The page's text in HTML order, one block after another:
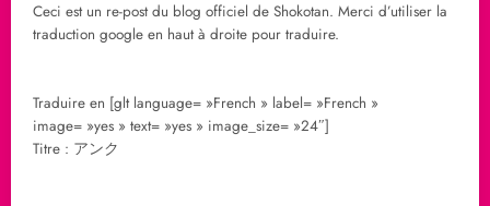
Ceci est un re-post du blog officiel de Shokotan. Merci d’utiliser la
traduction google en haut à droite pour traduire.
Traduire en [glt language= »French » label= »French »
image= »yes » text= »yes » image_size= »24″]
Titre : アンク